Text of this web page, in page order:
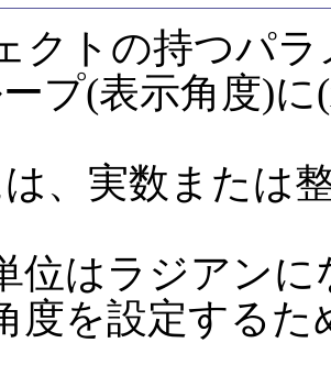
クトの持つパ
プ(表示角度)
は、実数または
位はラジアンに
度を設定するた